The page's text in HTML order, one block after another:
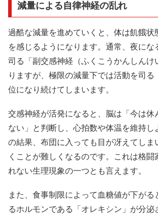
減量による自律神経の乱れ
過酷な減量を進めていくと、体は飢餓状
を感じるようになります。通常、夜にな
司る「副交感神経（ふくこうかんしんけ
りますが、極限の減量下では活動を司る
位になり続けてしまいます。
交感神経が活発になると、脳は「今は休
ない」と判断し、心拍数や体温を維持し
の結果、布団に入っても目が冴えてしま
くことが難しくなるのです。これは格闘
れない生理現象の一つとも言えます。
また、食事制限によって血糖値が下がる
るホルモンである「オレキシン」が分泌